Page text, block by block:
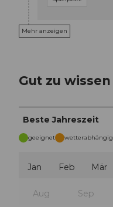
Mehr anzeigen
Gut zu wissen
Beste Jahreszeit
geeignet wetterabhängig
Jan Feb Mär
Aug Sep